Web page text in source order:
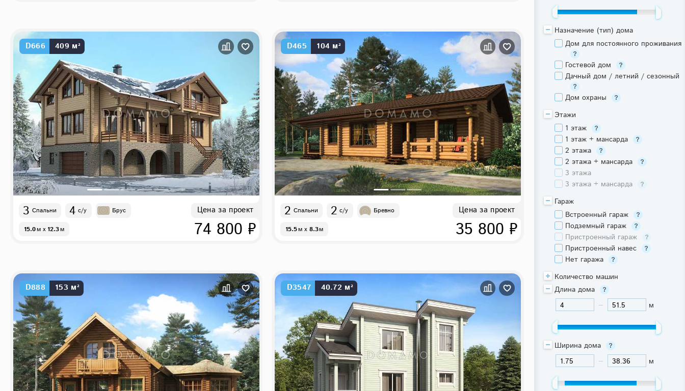
D666 409 м²
3 Спальни 4 с/у Брус
15.0м x 12.3м
Цена за проект
74 800 ₽
D465 104 м²
2 Спальни 2 с/у Бревно
15.5м x 8.3м
Цена за проект
35 800 ₽
D888 153 м² D3547 40.72 м²
Назначение (тип) дома
Дом для постоянного проживания
Гостевой дом
Дачный дом / летний / сезонный
Дом охраны
Этажи
1 этаж
1 этаж + мансарда
2 этажа
2 этажа + мансарда
3 этажа
3 этажа + мансарда
Гараж
Встроенный гараж
Подземный гараж
Пристроенный гараж
Пристроенный навес
Нет гаража
Количество машин
Длина дома
м
Ширина дома
м